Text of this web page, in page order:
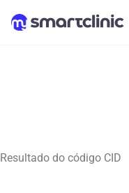
Resultado do código CID